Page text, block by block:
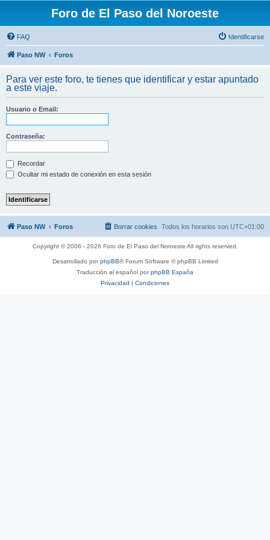
Foro de El Paso del Noroeste
FAQ Identificarse
Paso NW Foros
Para ver este foro, te tienes que identificar y estar apuntado
a este viaje.
Usuario o Email:
Contraseña:
Recordar
Ocultar mi estado de conexión en esta sesión
Paso NW Foros Todos los horarios son UTC+01:00
Borrar cookies
Copyright © 2006 - 2026 Foro de El Paso del Noroeste All rights reserved.
Desarrollado porphpBB® Forum Software © phpBB Limited
Traducción al español porphpBB España
Privacidad | Condiciones